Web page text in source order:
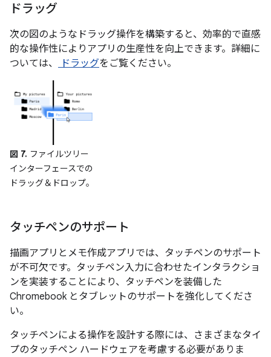
ドラッグ
次の図のようなドラッグ操作を構築すると、効率的で直感
的な操作性によりアプリの生産性を向上できます。詳細に
ついては、
ドラッグをご覧ください。
図 7. ファイルツリー
インターフェースでの
ドラッグ＆ドロップ。
タッチペンのサポート
描画アプリとメモ作成アプリでは、タッチペンのサポート
が不可欠です。タッチペン入力に合わせたインタラクショ
ンを実装することにより、タッチペンを装備した
Chromebook とタブレットのサポートを強化してくださ
い。
タッチペンによる操作を設計する際には、さまざまなタイ
プのタッチペン ハードウェアを考慮する必要がありま